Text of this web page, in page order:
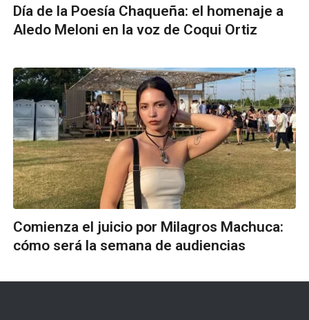
Día de la Poesía Chaqueña: el homenaje a
Aledo Meloni en la voz de Coqui Ortiz
Comienza el juicio por Milagros Machuca:
cómo será la semana de audiencias